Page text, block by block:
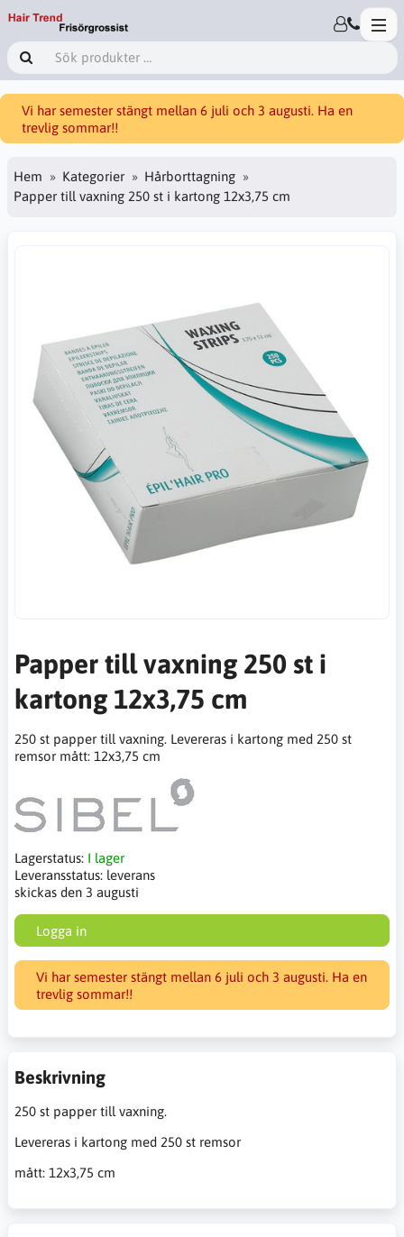
Vi har semester stängt mellan 6 juli och 3 augusti. Ha en
trevlig sommar!!
Hem Kategorier
Hårborttagning
Papper till vaxning 250 st i kartong 12x3,75 cm
Papper till vaxning 250 st i
kartong 12x3,75 cm
250 st papper till vaxning. Levereras i kartong med 250 st
remsor mått: 12x3,75 cm
Lagerstatus: I lager
Leveransstatus: leverans
skickas den 3 augusti
Logga in
Vi har semester stängt mellan 6 juli och 3 augusti. Ha en
trevlig sommar!!
Beskrivning
250 st papper till vaxning.
Levereras i kartong med 250 st remsor
mått: 12x3,75 cm